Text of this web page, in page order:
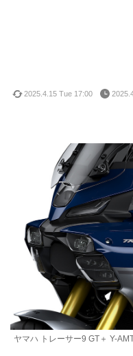
2025.4.15 Tue 17:00
ヤマハ トレーサー9 GT＋ Y-